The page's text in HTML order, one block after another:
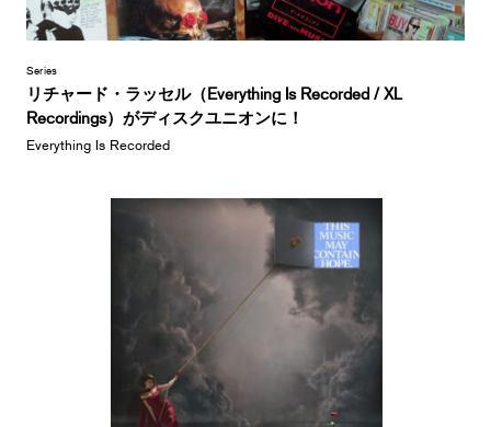
Series
リチャード・ラッセル（Everything Is Recorded / XL
Recordings）がディスクユニオンに！
Everything Is Recorded